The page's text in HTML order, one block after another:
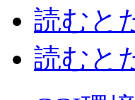
読むと
読むと